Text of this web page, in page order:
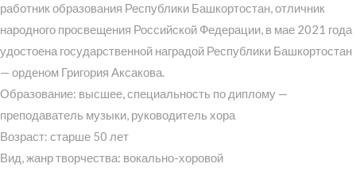
работник образования Республики Башкортостан, отличник
народного просвещения Российской Федерации, в мае 2021 года
удостоена государственной наградой Республики Башкортостан
— орденом Григория Аксакова.
Образование: высшее, специальность по диплому —
преподаватель музыки, руководитель хора
Возраст: старше 50 лет
Вид, жанр творчества: вокально-хоровой